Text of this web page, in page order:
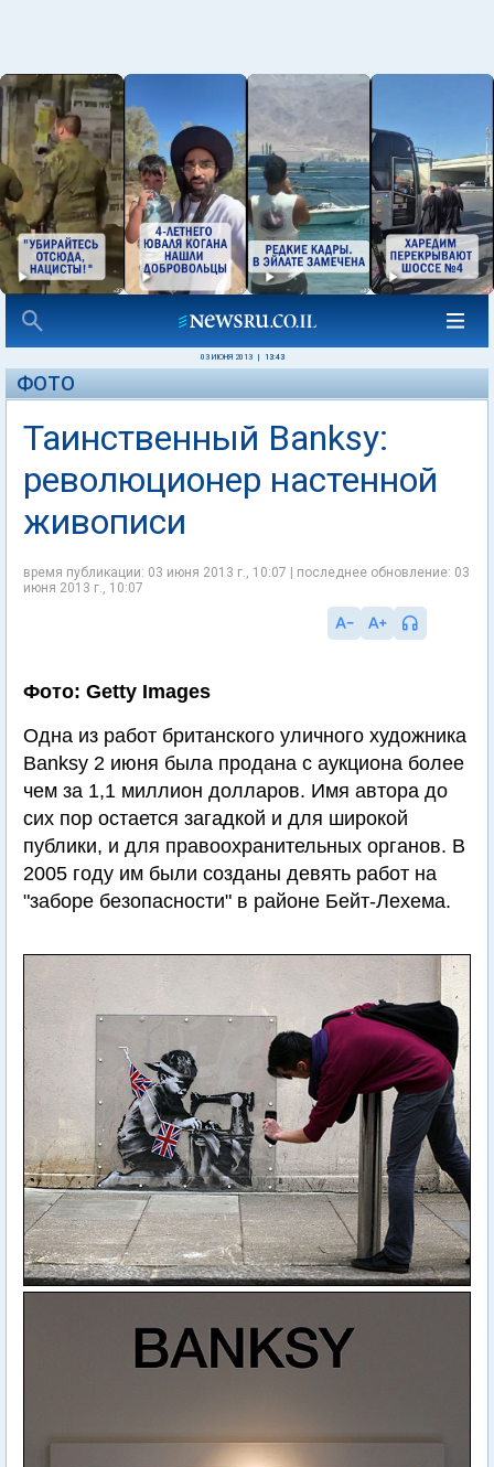
03 ИЮНЯ 2013 13:43
ФОТО
Таинственный Banksy:
революционер настенной
живописи
время публикации: 03 июня 2013 г., 10:07 | последнее обновление: 03
июня 2013 г., 10:07
Фото: Getty Images
Одна из работ британского уличного художника
Banksy 2 июня была продана с аукциона более
чем за 1,1 миллион долларов. Имя автора до
сих пор остается загадкой и для широкой
публики, и для правоохранительных органов. В
2005 году им были созданы девять работ на
"заборе безопасности" в районе Бейт-Лехема.